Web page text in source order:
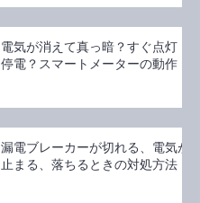
電気が消えて真っ暗？すぐ点灯！
停電？スマートメーターの動作
漏電ブレーカーが切れる、電気が
止まる、落ちるときの対処方法